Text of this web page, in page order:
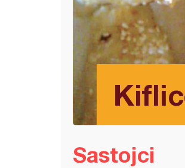
Sastojci